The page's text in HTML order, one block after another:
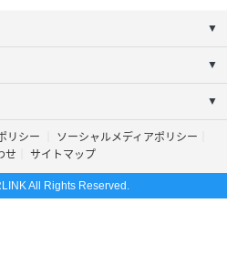
▼
▼
▼
リシー
ソーシャルメディアポリシー
せ
サイトマップ
All Rights Reserved.